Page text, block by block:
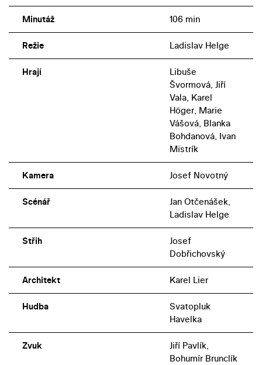
Minutáž 106 min
Režie Ladislav Helge
Hrají
Libuše
Švormová, Jiří
Vala, Karel
Höger, Marie
Vášová, Blanka
Bohdanová, Ivan
Mistrík
Kamera Josef Novotný
Scénář
Jan Otčenášek,
Ladislav Helge
Střih
Josef
Dobřichovský
Architekt Karel Lier
Hudba
Svatopluk
Havelka
Zvuk
Jiří Pavlík,
Bohumír Brunclík